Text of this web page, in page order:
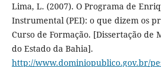
Lima, L. (2007). O Programa de
Instrumental (PEI): o que dizem os
Curso de Formação. [Dissertação de
do Estado da Bahia].
http://www.dominiopublico.gov.br/